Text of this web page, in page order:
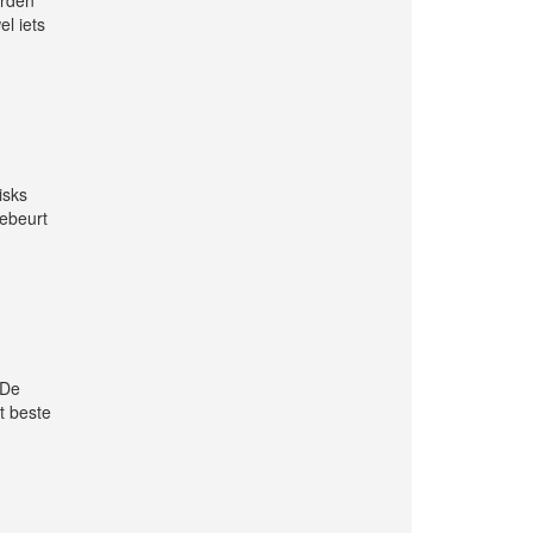
iets
beste